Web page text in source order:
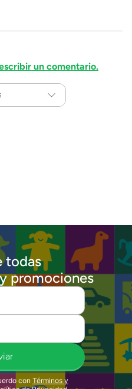
un comentario.
todas
promociones
con Términos y